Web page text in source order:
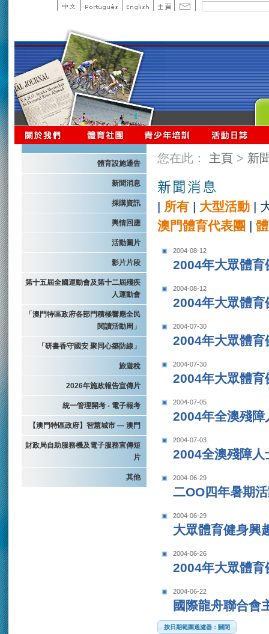
體育設施通告
新聞消息
採購資訊
輿情回應
活動圖片
影片片段
第十五屆全國運動會及第十二屆殘疾
人運動會
「澳門特區政府各部門積極響應全民
閱讀活動周」
「研書香守國安 聚同心築防線」
旅遊稅
2026年施政報告宣傳片
統一管理開考 - 電子報考
【澳門特區政府】智慧城市 — 澳門
財政局自助服務機及電子服務宣傳短
片
其他
您在此： 主頁 > 新
| 所有 | 大型活動 |
澳門體育代表團 |
2004-08-12
2004年大眾體育
2004-08-12
2004年大眾體育
2004-07-30
2004年大眾體
2004-07-30
2004年大眾體
2004-07-05
2004年全澳殘障
2004-07-03
2004全澳殘障人
2004-06-29
二OO四年暑期
2004-06-29
大眾體育健身興
2004-06-26
2004年大眾體育
2004-06-22
國際龍舟聯合會
按日期範圍過濾器：關閉